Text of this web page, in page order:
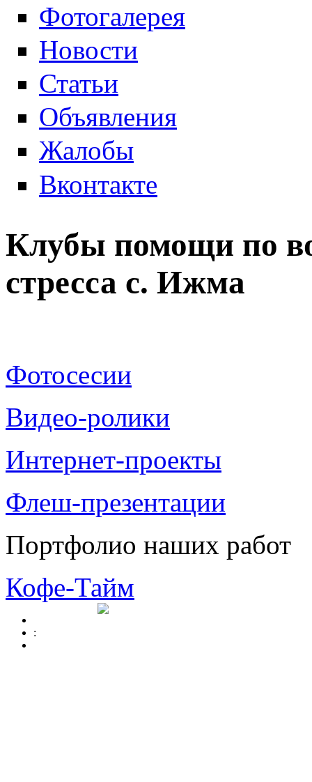
Фотогалерея
Новости
Статьи
Объявления
Жалобы
Вконтакте
Клубы помощи по
стресса с. Ижма
Фотосесии
Видео-ролики
Интернет-проекты
Флеш-презентации
Портфолио наших работ
Кофе-Тайм
: